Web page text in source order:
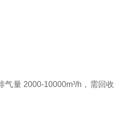
量 2000-10000m³/h，需回收